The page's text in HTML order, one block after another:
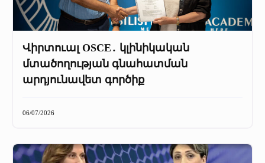
Վիրտուալ OSCE․ կլինիկական
մտածողության գնահատման
արդյունավետ գործիք
06/07/2026